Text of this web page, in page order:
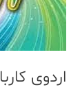
اردوی
دوم